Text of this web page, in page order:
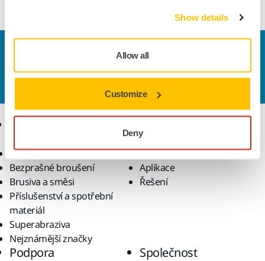
Show details
Allow all
Customize
Deny
Chcete se dozvědět více?Kontaktujtenáš odborný
tým podpory, který zodpoví vaše dotazy.
Elektrické nářadí
Bezprašné broušení
Brusiva a směsi
Příslušenství a spotřební
materiál
Superabraziva
Nejznámější značky
Průmyslová odvětví
Aplikace
Řešení
Podpora Společnost